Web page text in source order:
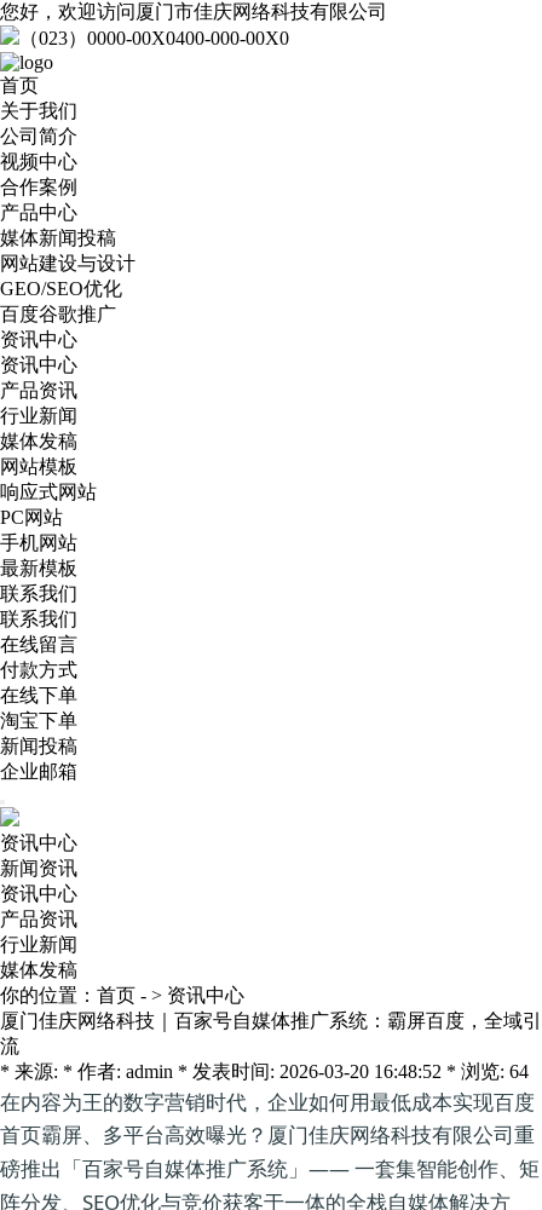
您好，欢迎访问厦门市佳庆网络科技有限公司
（023）0000-00X0400-000-00X0
首页
关于我们
公司简介
视频中心
合作案例
产品中心
媒体新闻投稿
网站建设与设计
GEO/SEO优化
百度谷歌推广
资讯中心
资讯中心
产品资讯
行业新闻
媒体发稿
网站模板
响应式网站
PC网站
手机网站
最新模板
联系我们
联系我们
在线留言
付款方式
在线下单
淘宝下单
新闻投稿
企业邮箱
资讯中心
新闻资讯
资讯中心
产品资讯
行业新闻
媒体发稿
你的位置： 首页 - > 资讯中心
厦门佳庆网络科技｜百家号自媒体推广系统：霸屏百度，全域引
流
* 来源: * 作者: admin * 发表时间: 2026-03-20 16:48:52 * 浏览: 64
在内容为王的数字营销时代，企业如何用最低成本实现百度
首页霸屏、多平台高效曝光？ 厦门佳庆网络科技有限公司 重
磅推出
「百家号自媒体推广系统」 —— 一套集智能创作、矩
阵分发、SEO优化与竞价获客于一体的全栈自媒体解决方